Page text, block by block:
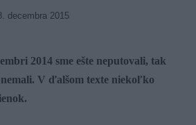
decembra 2015
2014 sme ešte neputovali, tak
nemali. V ďalšom texte niekoľko